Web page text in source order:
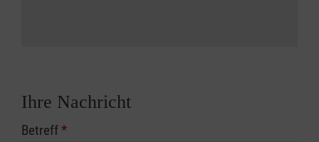
Ihre Nachricht
Betreff*